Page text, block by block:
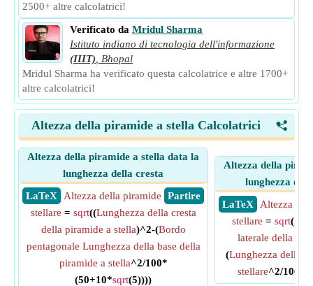
2500+ altre calcolatrici!
Verificato da Mridul Sharma
Istituto indiano di tecnologia dell'informazione
(IIIT)
Bhopal
Mridul Sharma ha verificato questa calcolatrice e altre 1700+
altre calcolatrici!
<
Altezza della piramide a stella Calcolatrici
Altezza della piramide a stella data la
lunghezza della cresta
​ LaTeX
​ Partire
Altezza della piramide
stellare = sqrt((Lunghezza della cresta
della piramide a stella)^2-(Bordo
pentagonale Lunghezza della base della
piramide a stella^2/100*
(50+10*sqrt(5))))
Altezza della
lunghezza del
​ LaTeX
Altezza
stellare = sqrt(
laterale della
(Lunghezza della
stellare^2/